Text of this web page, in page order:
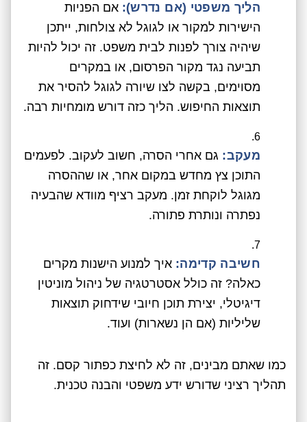
הליך משפטי (אם נדרש): אם הפניות
הישירות למקור או לגוגל לא צולחות, ייתכן
שיהיה צורך לפנות לבית משפט. זה יכול להיות
תביעה נגד מקור הפרסום, או במקרים
מסוימים, בקשה לצו שיורה לגוגל להסיר את
תוצאות החיפוש. הליך כזה דורש מומחיות רבה.
מעקב: גם אחרי הסרה, חשוב לעקוב. לפעמים
התוכן צץ מחדש במקום אחר, או שההסרה
מגוגל לוקחת זמן. מעקב רציף מוודא שהבעיה
נפתרה ונותרת פתורה.
חשיבה קדימה: איך למנוע הישנות מקרים
כאלה? זה כולל אסטרטגיה של ניהול מוניטין
דיגיטלי, יצירת תוכן חיובי שידחוק תוצאות
שליליות (אם הן נשארות) ועוד.
כמו שאתם מבינים, זה לא לחיצת כפתור קסם. זה
תהליך רציני שדורש ידע משפטי והבנה טכנית.